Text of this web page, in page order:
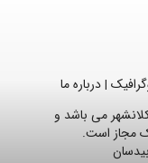
|درباره ما
می باشد و
مجاز است.
بیدسان